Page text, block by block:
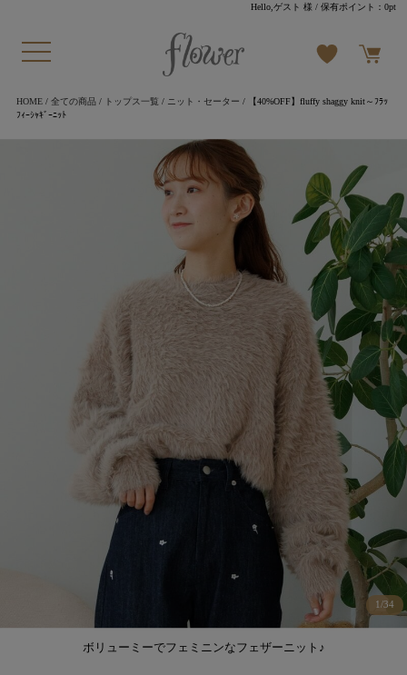
Hello,ゲスト 様 / 保有ポイント：0pt
HOME/ 全ての商品/ トップス一覧 / ニット・セーター / 【40%OFF】fluffy shaggy knit～ﾌﾗｯ
ﾌｨｰｼｬｷﾞｰﾆｯﾄ
ボリューミーでフェミニンなフェザーニット♪
1/34